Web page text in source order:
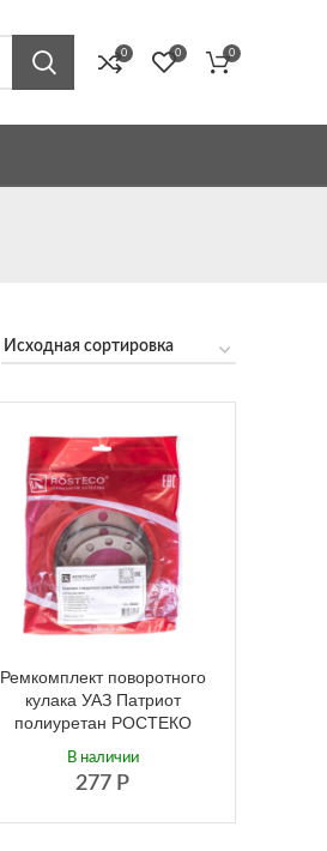
0 0 0
Ремкомплект поворотного
кулака УАЗ Патриот
полиуретан РОСТЕКО
277 Р
В наличии